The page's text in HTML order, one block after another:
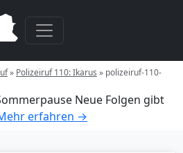
» Polizeiruf 110: Ikarus » polizeiruf-110-
Neue Folgen gibt
erfahren →